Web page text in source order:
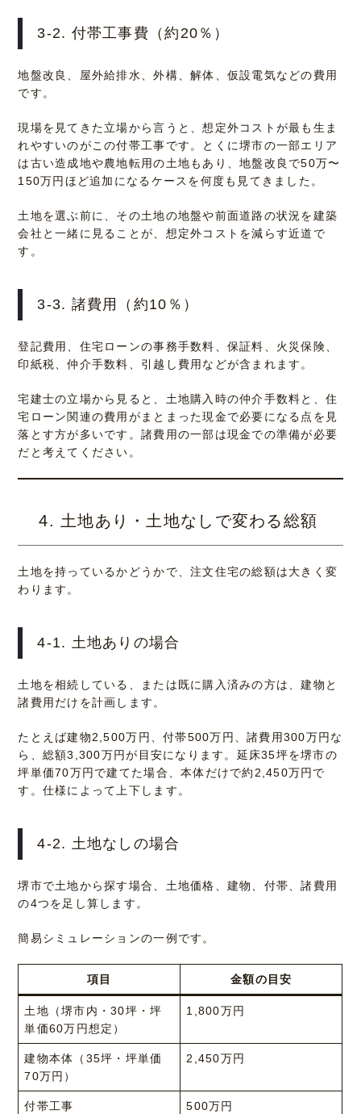
3-2. 付帯工事費（約20％）
地盤改良、屋外給排水、外構、解体、仮設電気などの費用
です。
現場を見てきた立場から言うと、想定外コストが最も生ま
れやすいのがこの付帯工事です。とくに堺市の一部エリア
は古い造成地や農地転用の土地もあり、地盤改良で50万〜
150万円ほど追加になるケースを何度も見てきました。
土地を選ぶ前に、その土地の地盤や前面道路の状況を建築
会社と一緒に見ることが、想定外コストを減らす近道で
す。
3-3. 諸費用（約10％）
登記費用、住宅ローンの事務手数料、保証料、火災保険、
印紙税、仲介手数料、引越し費用などが含まれます。
宅建士の立場から見ると、土地購入時の仲介手数料と、住
宅ローン関連の費用がまとまった現金で必要になる点を見
落とす方が多いです。諸費用の一部は現金での準備が必要
だと考えてください。
4. 土地あり・土地なしで変わる総額
土地を持っているかどうかで、注文住宅の総額は大きく変
わります。
4-1. 土地ありの場合
土地を相続している、または既に購入済みの方は、建物と
諸費用だけを計画します。
たとえば建物2,500万円、付帯500万円、諸費用300万円な
ら、総額3,300万円が目安になります。延床35坪を堺市の
坪単価70万円で建てた場合、本体だけで約2,450万円で
す。仕様によって上下します。
4-2. 土地なしの場合
堺市で土地から探す場合、土地価格、建物、付帯、諸費用
の4つを足し算します。
簡易シミュレーションの一例です。
項目 金額の目安
土地（堺市内・30坪・坪
単価60万円想定）
1,800万円
建物本体（35坪・坪単価
70万円）
2,450万円
付帯工事 500万円